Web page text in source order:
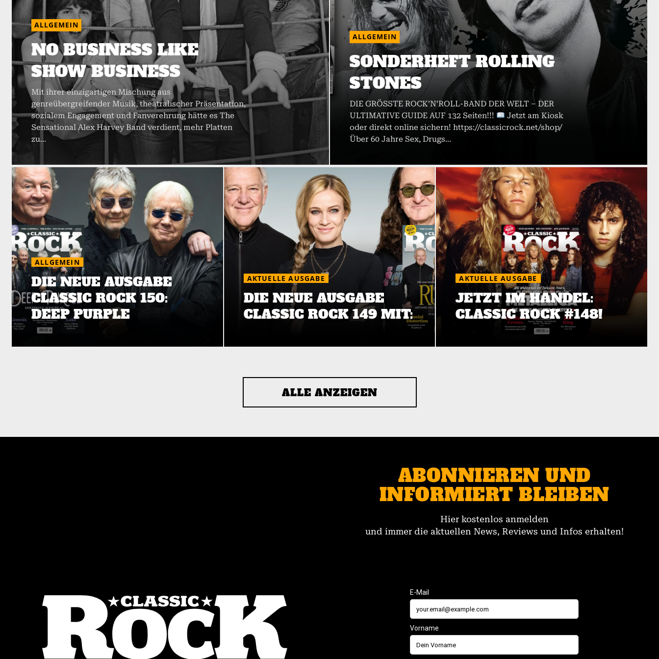
ALLGEMEIN
NO BUSINESS LIKE
SHOW BUSINESS
Mit ihrer einzigartigen Mischung aus
genreübergreifender Musik, theatralischer Präsentation,
sozialem Engagement und Fanverehrung hätte es The
Sensational Alex Harvey Band verdient, mehr Platten
zu...
ALLGEMEIN
SONDERHEFT ROLLING
STONES
DIE GRÖSSTE ROCK’N’ROLL-BAND DER WELT – DER
ULTIMATIVE GUIDE AUF 132 Seiten!!!
Jetzt am Kiosk
oder direkt online sichern! https://classicrock.net/shop/
Über 60 Jahre Sex, Drugs...
ALLGEMEIN
DIE NEUE AUSGABE
CLASSIC ROCK 150:
DEEP PURPLE
AKTUELLE AUSGABE
DIE NEUE AUSGABE
CLASSIC ROCK 149 MIT:
AKTUELLE AUSGABE
JETZT IM HANDEL:
CLASSIC ROCK #148!
ALLE ANZEIGEN
ABONNIEREN UND
INFORMIERT BLEIBEN
Hier kostenlos anmelden
und immer die aktuellen News, Reviews und Infos erhalten!